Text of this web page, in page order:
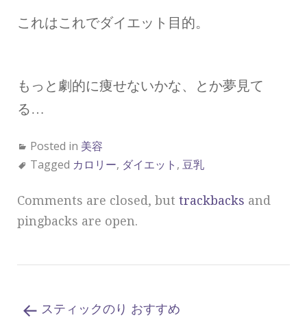
これはこれでダイエット目的。
もっと劇的に痩せないかな、とか夢見て
る…
Posted in 美容
Tagged カロリー, ダイエット , 豆乳
Comments are closed, but trackbacks and
pingbacks are open.
スティックのり おすすめ